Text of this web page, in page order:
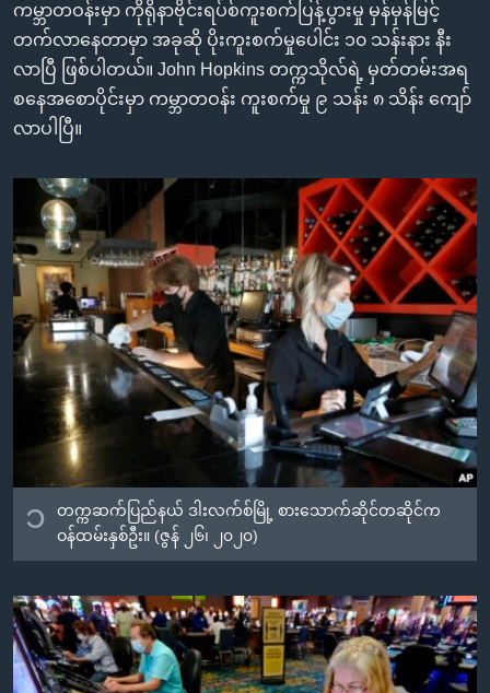
သို့
ကျော်
ကြည့်
ရန်
ပင်မ
စာမျက်နှာ
သို့
ကျော်
ကြည့်
ရန်
ရှာဖွေ
ကျော်
အစ္စရေး-ပါလက်စတိုင်း
အင်္ဂလိပ်စာလေ့လာမယ်
အမေရိကန်သုံးအီဒီယံ
မကြေးမုံရဲ့ အင်္ဂလိပ်စာ
ရုပ်ရှင်ထဲက အင်္ဂလိပ်စာ
သုတပဒေသာ အင်္ဂလိပ်စာ
အပတ်စဉ်ကဏ္ဍများ
ရေဒီယို
တီဗွီ
ရေဒီယိုနှင့်ရုပ်သံ အချက်အလက်များ
ရေဒီယို/တီဗွီအစီအစဉ်
Learning English
ဗွီအိုအေ လူမှုကွန်ယက်များ
ဘာသာစကားများ
ကမ္ဘာတဝန်းမှာ ကိုရိုနာဗိုင်းရပ်စ်ကူးစက်ပြန့်ပွားမှု မှန်မှန်မြင့်
တက်လာနေတာမှာ အခုဆို ပိုးကူးစက်မှုပေါင်း ၁၀ သန်းနား နီး
လာပြီ ဖြစ်ပါတယ်။ John Hopkins တက္ကသိုလ်ရဲ့ မှတ်တမ်းအရ
စနေအစောပိုင်းမှာ ကမ္ဘာတဝန်း ကူးစက်မှု ၉ သန်း ၈ သိန်း ကျော်
လာပါပြီ။
၁
တက္ကဆက်ပြည်နယ် ဒါးလက်စ်မြို့ စားသောက်ဆိုင်တဆိုင်က
ဝန်ထမ်းနှစ်ဦး။ (ဇွန် ၂၆၊ ၂၀၂၀)